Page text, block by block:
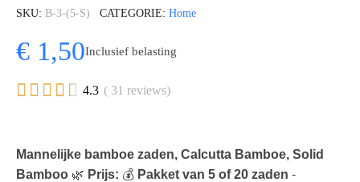
SKU B-3-(5-S) CATEGORIE Home
€ 1,50Inclusief belasting
     4.3 ( 31 reviews)
Mannelijke bamboe zaden, Calcutta Bamboe, Solid
Bamboo 🌿 Prijs: 💰 Pakket van 5 of 20 zaden -